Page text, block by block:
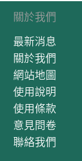
關於我們
最新消息
關於我們
網站地圖
使用說明
使用條款
意見問卷
聯絡我們